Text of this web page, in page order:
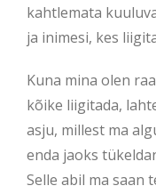
kahtlemata
ja inimesi, kes
Kuna mina olen
kõike liigitada,
asju, millest ma
enda jaoks
Selle abil ma saan